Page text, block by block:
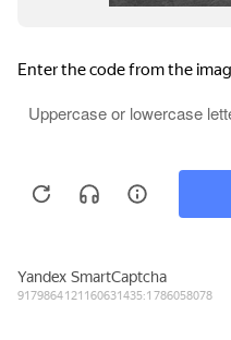
Выездная конференция
определить дальнейшее
Московская обл., Ленинский
Сельское поселение
Банкетный чек: от 3500 руб./
6 км от МКАД